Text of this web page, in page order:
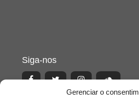
Gerenciar o
Siga-nos